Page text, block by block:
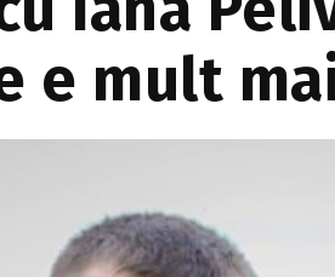
e mult